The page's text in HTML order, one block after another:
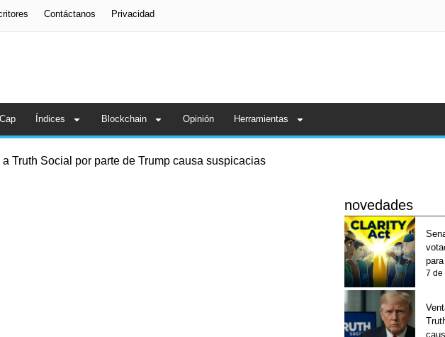
Contáctanos Privacidad
Índices Blockchain Opinión Herramientas
Truth Social por parte de Trump causa suspicacias
novedades
7 de